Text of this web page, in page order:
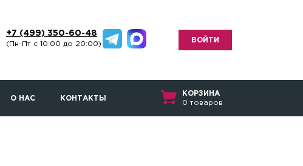
+7 (499) 350-60-48
(Пн-Пт с 10:00 до 20:00) ВОЙТИ
О НАС КОНТАКТЫ
КОРЗИНА
0 товаров